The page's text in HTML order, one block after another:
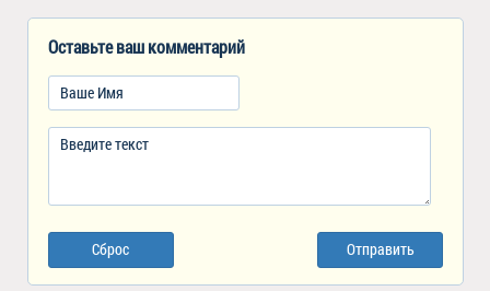
Оставьте ваш комментарий
Сброс Отправить